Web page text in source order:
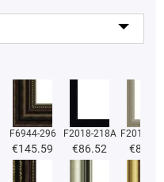
F6944-296
€145.59
F2018-218A
€86.52
F2018-
€86.52